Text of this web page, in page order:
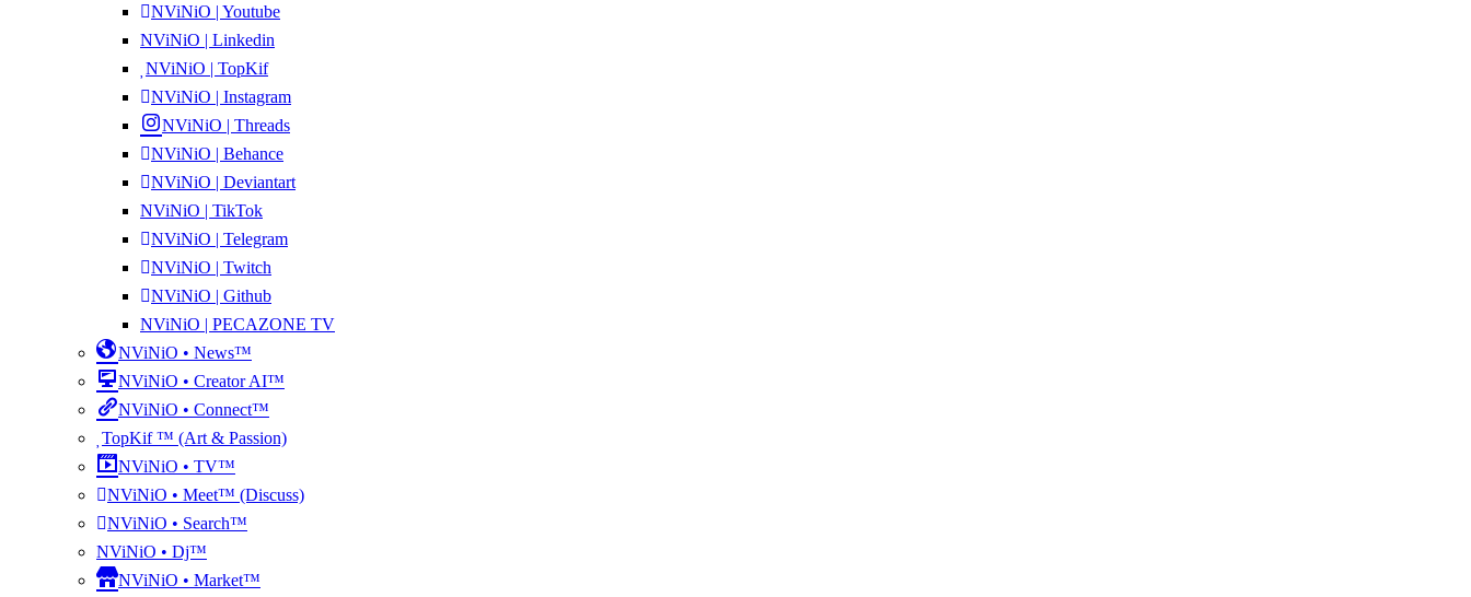
NViNiO | Youtube
NViNiO | Linkedin
NViNiO | TopKif
NViNiO | Instagram
NViNiO | Threads
NViNiO | Behance
NViNiO | Deviantart
NViNiO | TikTok
NViNiO | Telegram
NViNiO | Twitch
NViNiO | Github
NViNiO | PECAZONE TV
NViNiO • News™
NViNiO • Creator AI™
NViNiO • Connect™
TopKif ™ (Art & Passion)
NViNiO • TV™
NViNiO • Meet™ (Discuss)
NViNiO • Search™
NViNiO • Dj™
NViNiO • Market™